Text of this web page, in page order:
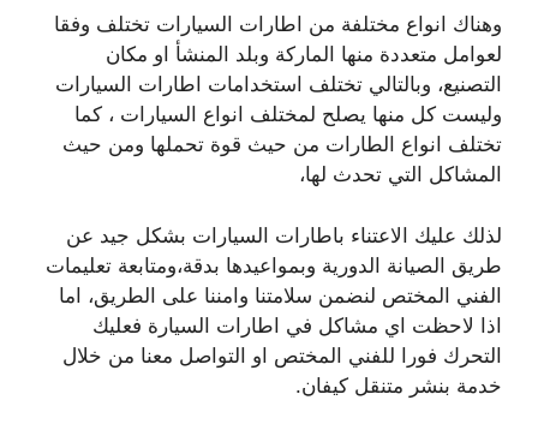
وهناك انواع مختلفة من اطارات السيارات تختلف وفقا
لعوامل متعددة منها الماركة وبلد المنشأ او مكان
التصنيع، وبالتالي تختلف استخدامات اطارات السيارات
وليست كل منها يصلح لمختلف انواع السيارات ، كما
تختلف انواع الطارات من حيث قوة تحملها ومن حيث
المشاكل التي تحدث لها،
لذلك عليك الاعتناء باطارات السيارات بشكل جيد عن
طريق الصيانة الدورية وبمواعيدها بدقة،ومتابعة تعليمات
الفني المختص لنضمن سلامتنا وامننا على الطريق، اما
اذا لاحظت اي مشاكل في اطارات السيارة فعليك
التحرك فورا للفني المختص او التواصل معنا من خلال
خدمة بنشر متنقل كيفان.